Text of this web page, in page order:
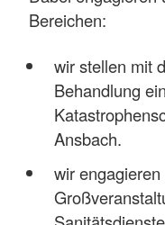
Bereichen:
wir stellen mit
Behandlung
Ansbach.
wir